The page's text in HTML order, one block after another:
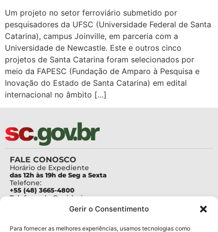
Gerir o Consentimento
Para fornecer as melhores experiências, usamos tecnologias como
Um projeto no setor ferroviário submetido por
pesquisadores da UFSC (Universidade Federal de Santa
Catarina), campus Joinville, em parceria com a
Universidade de Newcastle. Este e outros cinco
projetos de Santa Catarina foram selecionados por
meio da FAPESC (Fundação de Amparo à Pesquisa e
Inovação do Estado de Santa Catarina) em edital
internacional no âmbito […]
FALE CONOSCO
Horário de Expediente
das 12h às 19h de Seg a Sexta
Telefone:
+55 (48) 3665-4800
Telefone da Ouvidoria
Para assuntos relacionados à Pesquisa